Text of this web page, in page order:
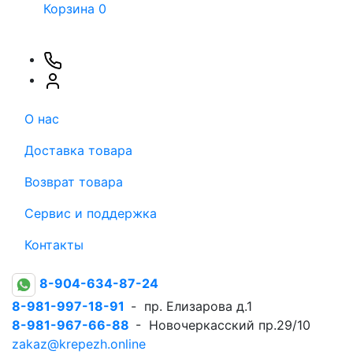
Корзина 0
О нас
Доставка товара
Возврат товара
Сервис и поддержка
Контакты
8-904-634-87-24
8-981-997-18-91 - пр. Елизарова д.1
8-981-967-66-88 - Новочеркасский пр.29/10
zakaz@krepezh.online